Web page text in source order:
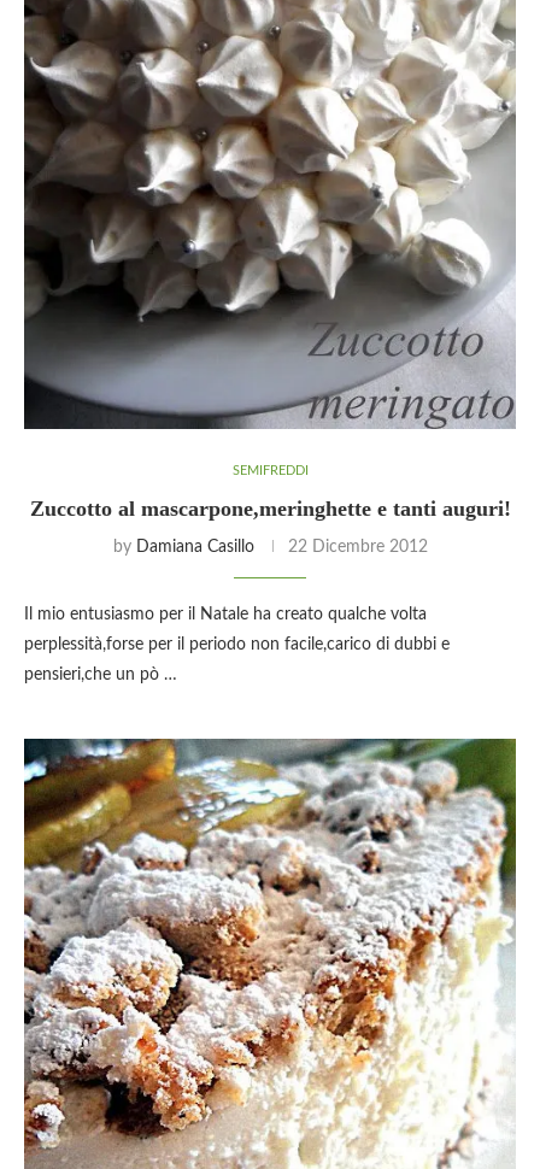
SEMIFREDDI
Zuccotto al mascarpone,meringhette e tanti auguri!
by Damiana Casillo 22 Dicembre 2012
Il mio entusiasmo per il Natale ha creato qualche volta
perplessità,forse per il periodo non facile,carico di dubbi e
pensieri,che un pò …